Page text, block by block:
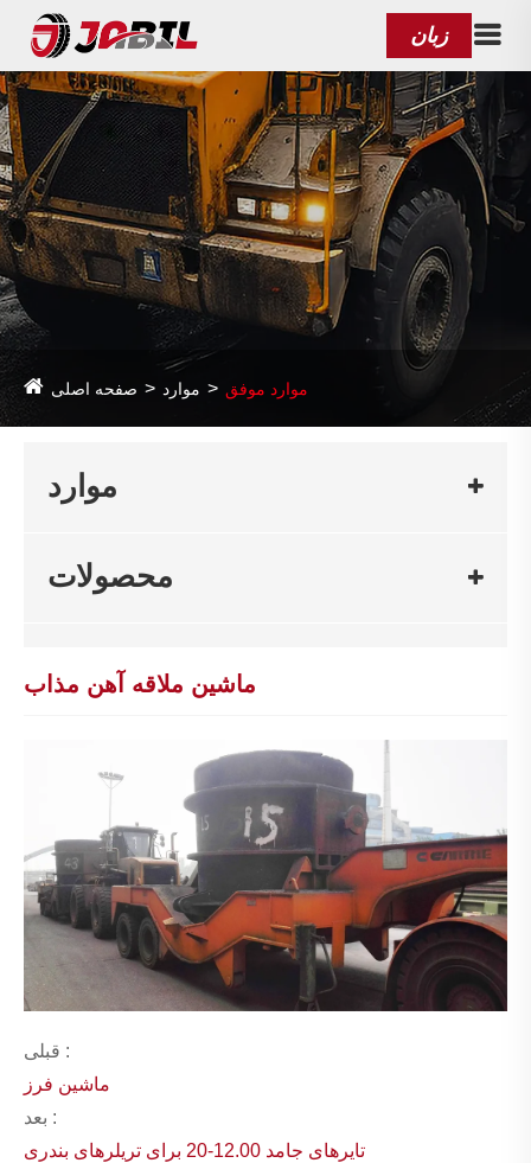
زبان
صفحه اصلی موارد موارد موفق
موارد
محصولات
ماشین ملاقه آهن مذاب
قبلی :
ماشین فرز
بعد :
تایرهای جامد 12.00-20 برای تریلرهای بندری